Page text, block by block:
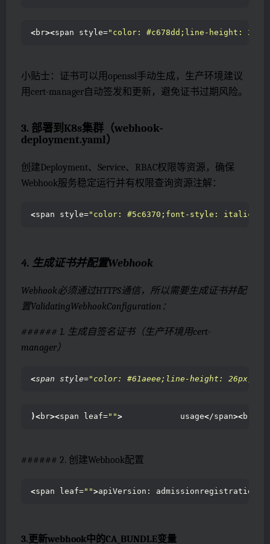
<br><span style="color: #c678dd;line-height:
小贴士：证书可以用openssl手动生成，生产环境建议
用cert-manager自动签发和更新，避免证书过期风险。
3. 部署到K8s集群（webhook-
deployment.yaml）
创建Deployment、Service、RBAC权限等资源，确保
Webhook服务稳定运行并有权限查询资源注解：
<span style="color: #5c6370;font-style:
4. 生成证书并配置Webhook
Webhook必须通过HTTPS通信，所以需要生成证书并配
置ValidatingWebhookConfiguration：
###### 1. 生成自签名证书（生产环境用cert-
manager）
<span style="color: #61aeee;line-height: 26px;"
)<br><span leaf="">
            usage
</span><br
###### 2. 创建Webhook配置
<span leaf="">apiVersion: admissionregistration.
3.更新webhook中的CA_BUNDLE变量